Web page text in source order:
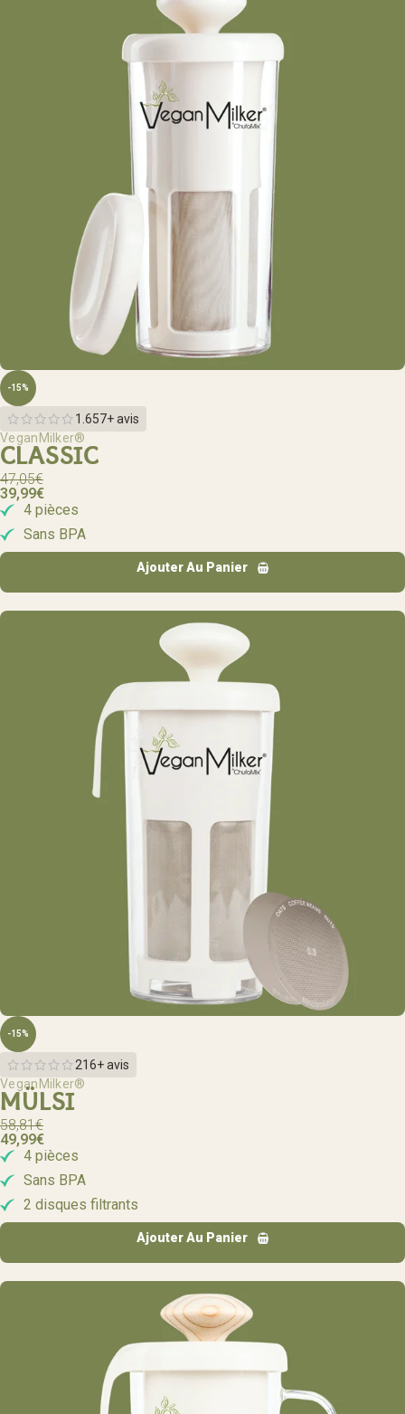
-15%
1.657+ avis
VeganMilker®
CLASSIC
47,05€
39,99€
4 pièces
Sans BPA
Ajouter Au Panier
-15%
216+ avis
VeganMilker®
MÜLSI
58,81€
49,99€
4 pièces
Sans BPA
2 disques filtrants
Ajouter Au Panier